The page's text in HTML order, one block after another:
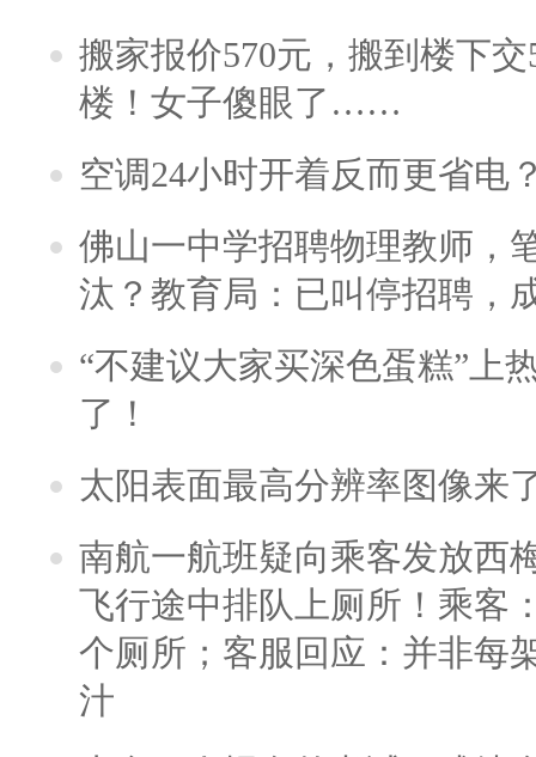
搬家报价570元，搬到楼下
楼！女子傻眼了……
空调24小时开着反而更省电
佛山一中学招聘物理教师，
汰？教育局：已叫停招聘，
“不建议大家买深色蛋糕”上
了！
太阳表面最高分辨率图像来
南航一航班疑向乘客发放西
飞行途中排队上厕所！乘客
个厕所；客服回应：并非每
汁